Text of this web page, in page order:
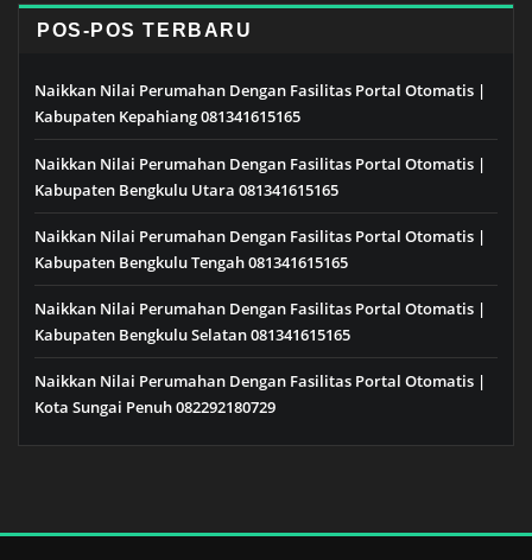
POS-POS TERBARU
Naikkan Nilai Perumahan Dengan Fasilitas Portal Otomatis |
Kabupaten Kepahiang 081341615165
Naikkan Nilai Perumahan Dengan Fasilitas Portal Otomatis |
Kabupaten Bengkulu Utara 081341615165
Naikkan Nilai Perumahan Dengan Fasilitas Portal Otomatis |
Kabupaten Bengkulu Tengah 081341615165
Naikkan Nilai Perumahan Dengan Fasilitas Portal Otomatis |
Kabupaten Bengkulu Selatan 081341615165
Naikkan Nilai Perumahan Dengan Fasilitas Portal Otomatis |
Kota Sungai Penuh 082292180729